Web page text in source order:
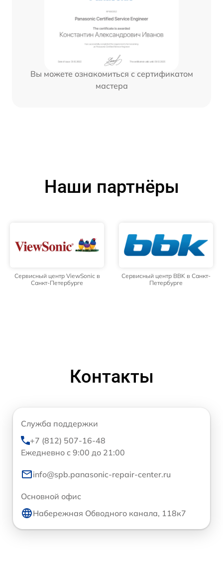
Вы можете ознакомиться с сертификатом
мастера
Наши партнёры
Сервисный центр ViewSonic в
Санкт-Петербурге
Сервисный центр BBK в Санкт-
Петербурге
Контакты
Служба поддержки
+7 (812) 507-16-48
Ежедневно с 9:00 до 21:00
info@spb.panasonic-repair-center.ru
Основной офис
Набережная Обводного канала, 118к7